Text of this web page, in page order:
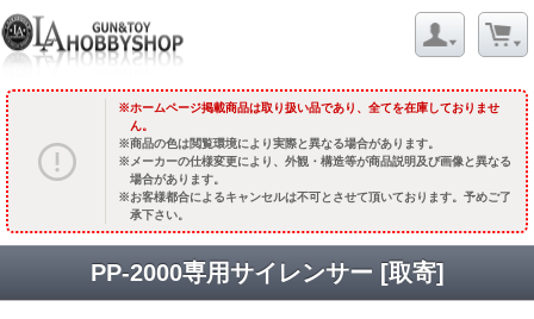
ホームページ掲載商品は取り扱い品であり、全てを在庫しておりませ
ん。
商品の色は閲覧環境により実際と異なる場合があります。
メーカーの仕様変更により、外観・構造等が商品説明及び画像と異なる
場合があります。
お客様都合によるキャンセルは不可とさせて頂いております。予めご了
承下さい。
PP-2000専用サイレンサー [取寄]